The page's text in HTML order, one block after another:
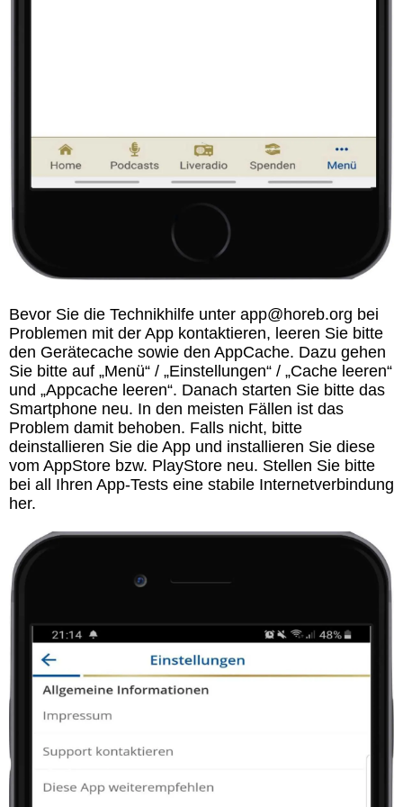
Bevor Sie die Technikhilfe unter app@horeb.org bei
Problemen mit der App kontaktieren, leeren Sie bitte
den Gerätecache sowie den AppCache. Dazu gehen
Sie bitte auf „Menü“ / „Einstellungen“ / „Cache leeren“
und „Appcache leeren“. Danach starten Sie bitte das
Smartphone neu. In den meisten Fällen ist das
Problem damit behoben. Falls nicht, bitte
deinstallieren Sie die App und installieren Sie diese
vom AppStore bzw. PlayStore neu. Stellen Sie bitte
bei all Ihren App-Tests eine stabile Internetverbindung
her.